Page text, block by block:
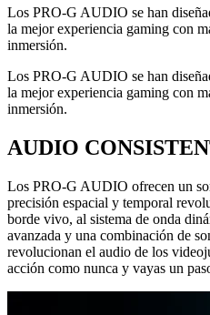
Los PRO-G AUDIO se han
la mejor experiencia gaming con
inmersión.
Los PRO-G AUDIO se han
la mejor experiencia gaming con
inmersión.
AUDIO
Los PRO-G AUDIO ofrecen un
precisión espacial y temporal
borde vivo, al sistema de onda
avanzada y una combinación de
revolucionan el audio de los
acción como nunca y vayas un